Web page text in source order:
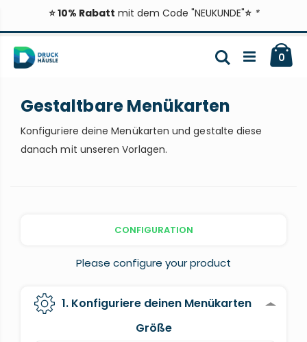
⭐ 10% Rabatt mit dem Code "NEUKUNDE"⭐ *
Inhalt
springen
0
Suche
Gestaltbare Menükarten
Konfiguriere deine Menükarten und gestalte diese
danach mit unseren Vorlagen.
CONFIGURATION
Please configure your product
1. Konfiguriere deinen Menükarten
Größe